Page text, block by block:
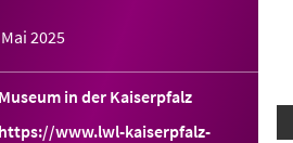
2025
Museum in der Kaiserpfalz
https://www.lwl-kaiserpfalz-